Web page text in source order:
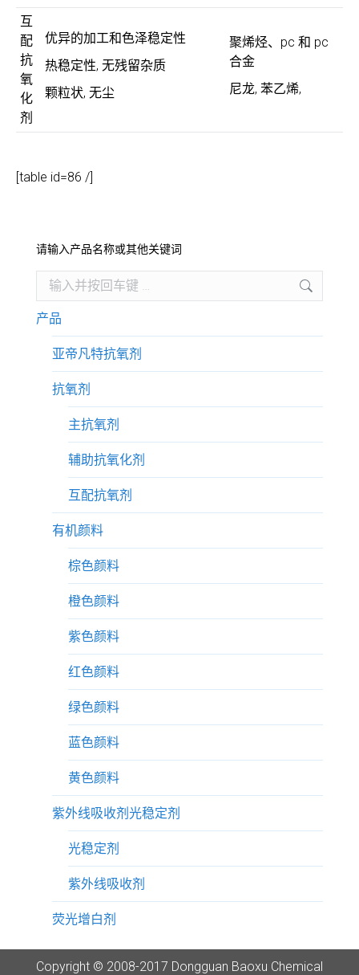
互
配
抗
氧
化
剂
优异的加工和色泽稳定性
热稳定性, 无残留杂质
颗粒状, 无尘
聚烯烃、pc 和 pc
合金
尼龙, 苯乙烯,
[table id=86 /]
请输入产品名称或其他关键词
Search:
产品
亚帝凡特抗氧剂
抗氧剂
主抗氧剂
辅助抗氧化剂
互配抗氧剂
有机颜料
棕色颜料
橙色颜料
紫色颜料
红色颜料
绿色颜料
蓝色颜料
黄色颜料
紫外线吸收剂光稳定剂
光稳定剂
紫外线吸收剂
荧光增白剂
Copyright © 2008-2017 Dongguan Baoxu Chemical